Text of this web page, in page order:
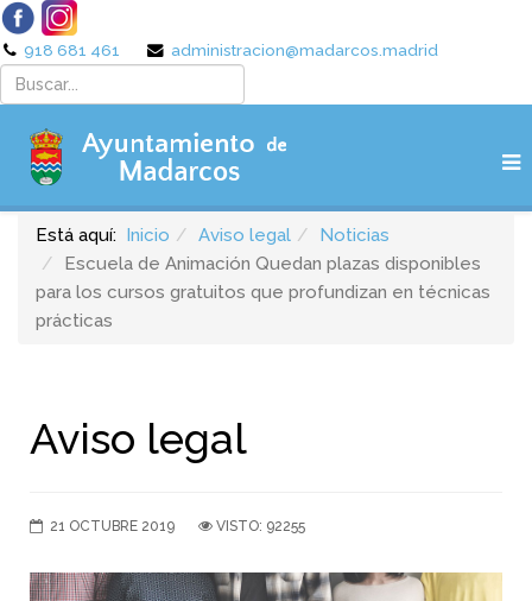
918 681 461 administracion@madarcos.madrid
Está aquí: Inicio Aviso legal
Noticias
Escuela de Animación Quedan plazas disponibles
para los cursos gratuitos que profundizan en técnicas
prácticas
Aviso legal
21 OCTUBRE 2019 VISTO: 92255